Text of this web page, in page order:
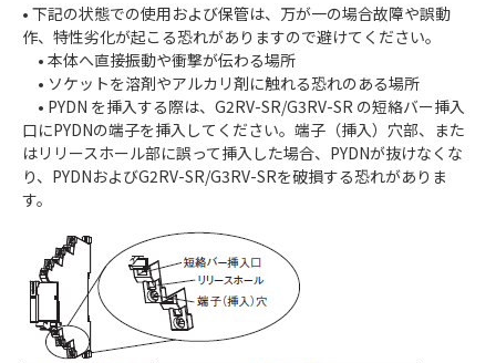
• 下記の状態での使用および保管は、万が一の場合故障や誤動
作、特性劣化が起こる恐れがありますので避けてください。
• 本体へ直接振動や衝撃が伝わる場所
• ソケットを溶剤やアルカリ剤に触れる恐れのある場所
• PYDN を挿入する際は、G2RV-SR/G3RV-SR の短絡バー挿入
口にPYDNの端子を挿入してください。端子（挿入）穴部、また
はリリースホール部に誤って挿入した場合、PYDNが抜けなくな
り、PYDNおよびG2RV-SR/G3RV-SRを破損する恐れがありま
す。